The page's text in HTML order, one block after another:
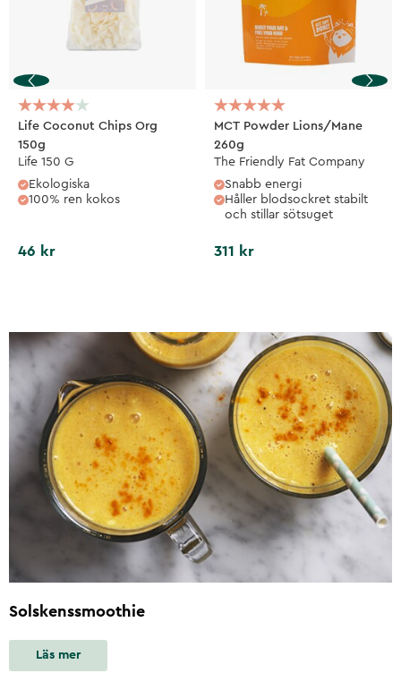
Life Coconut Chips Org
150g
Life 150 G
Ekologiska
100% ren kokos
46 kr
MCT Powder Lions/Mane
260g
The Friendly Fat Company
Snabb energi
Håller blodsockret stabilt
och stillar sötsuget
311 kr
Solskenssmoothie
Läs mer